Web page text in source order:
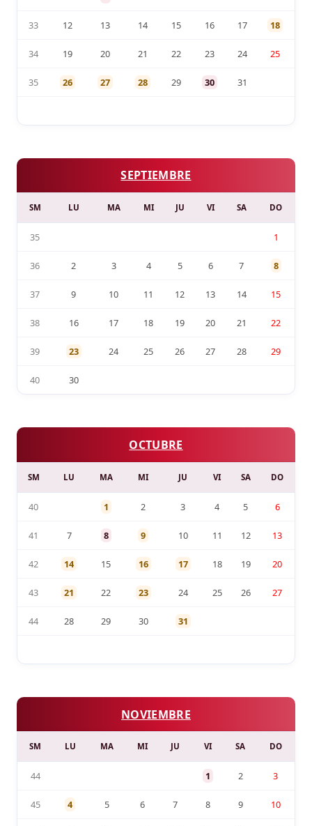
33 12 13 14 15 16 17 18
34 19 20 21 22 23 24 25
35 26 27 28 29 30 31
SEPTIEMBRE
SM LU MA MI JU VI SA DO
35 1
36 2 3 4 5 6 7 8
37 9 10 11 12 13 14 15
38 16 17 18 19 20 21 22
39 23 24 25 26 27 28 29
40 30
OCTUBRE
SM LU MA MI JU VI SA DO
40 1 2 3 4 5 6
41 7 8 9 10 11 12 13
42 14 15 16 17 18 19 20
43 21 22 23 24 25 26 27
44 28 29 30 31
NOVIEMBRE
SM LU MA MI JU VI SA DO
44 1 2 3
45 4 5 6 7 8 9 10